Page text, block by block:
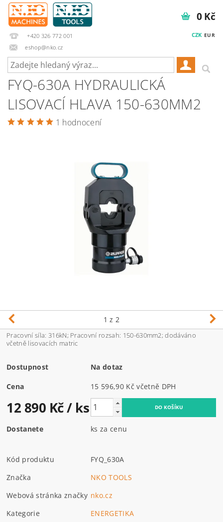
+420 326 772 001
eshop@nko.cz
CZK EUR
0 Kč
FYQ-630A HYDRAULICKÁ
LISOVACÍ HLAVA 150-630MM2
1 hodnocení
1 z 2
Pracovní síla: 316kN; Pracovní rozsah: 150-630mm2; dodáváno
včetně lisovacích matric
Dostupnost Na dotaz
Cena 15 596,90 Kč včetně DPH
12 890 Kč/ ks
Dostanete ks za cenu
Kód produktu
FYQ_630A
Značka
NKO TOOLS
Webová stránka značky nko.cz
Kategorie
ENERGETIKA